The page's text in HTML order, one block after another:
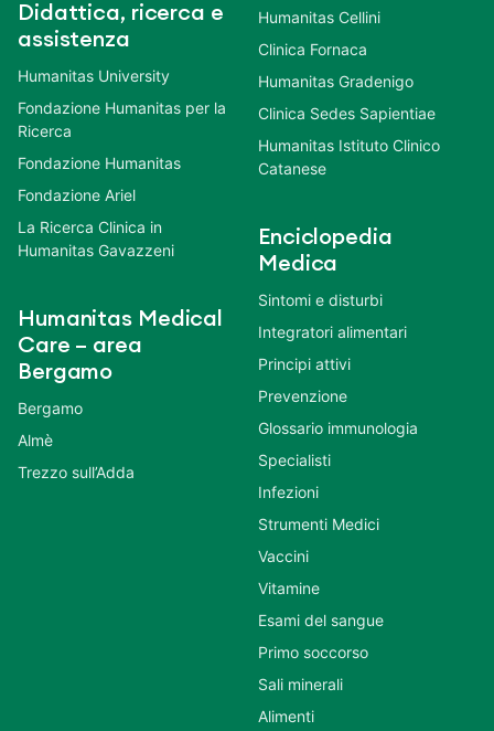
Didattica, ricerca e
assistenza
Humanitas University
Fondazione Humanitas per la
Ricerca
Fondazione Humanitas
Fondazione Ariel
La Ricerca Clinica in
Humanitas Gavazzeni
Humanitas Medical
Care – area
Bergamo
Bergamo
Almè
Trezzo sull’Adda
Humanitas Cellini
Clinica Fornaca
Humanitas Gradenigo
Clinica Sedes Sapientiae
Humanitas Istituto Clinico
Catanese
Enciclopedia
Medica
Sintomi e disturbi
Integratori alimentari
Principi attivi
Prevenzione
Glossario immunologia
Specialisti
Infezioni
Strumenti Medici
Vaccini
Vitamine
Esami del sangue
Primo soccorso
Sali minerali
Alimenti